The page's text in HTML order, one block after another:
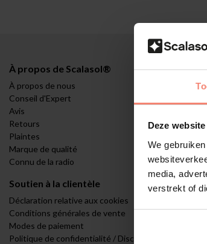
Deze
We
media,
verstrekt of
À propos de Scalasol®
À propos de nous
Conseil d'Expert
Avis
Retours
Plaintes
Marque de qualité
Connu de la radio
Soutien à la clientèle
Déclaration relative aux cookies
Conditions générales de vente
Modes de paiement
Politique de confidentialité / Disclaimer